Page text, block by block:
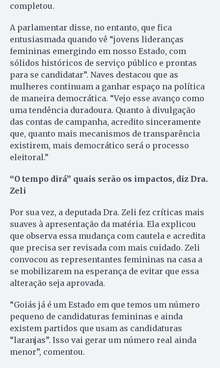
completou.
A parlamentar disse, no entanto, que fica
entusiasmada quando vê “jovens lideranças
femininas emergindo em nosso Estado, com
sólidos históricos de serviço público e prontas
para se candidatar”. Naves destacou que as
mulheres continuam a ganhar espaço na política
de maneira democrática. “Vejo esse avanço como
uma tendência duradoura. Quanto à divulgação
das contas de campanha, acredito sinceramente
que, quanto mais mecanismos de transparência
existirem, mais democrático será o processo
eleitoral.”
“O tempo dirá” quais serão os impactos, diz Dra.
Zeli
Por sua vez, a deputada Dra. Zeli fez críticas mais
suaves à apresentação da matéria. Ela explicou
que observa essa mudança com cautela e acredita
que precisa ser revisada com mais cuidado. Zeli
convocou as representantes femininas na casa a
se mobilizarem na esperança de evitar que essa
alteração seja aprovada.
“Goiás já é um Estado em que temos um número
pequeno de candidaturas femininas e ainda
existem partidos que usam as candidaturas
“laranjas”. Isso vai gerar um número real ainda
menor”, comentou.